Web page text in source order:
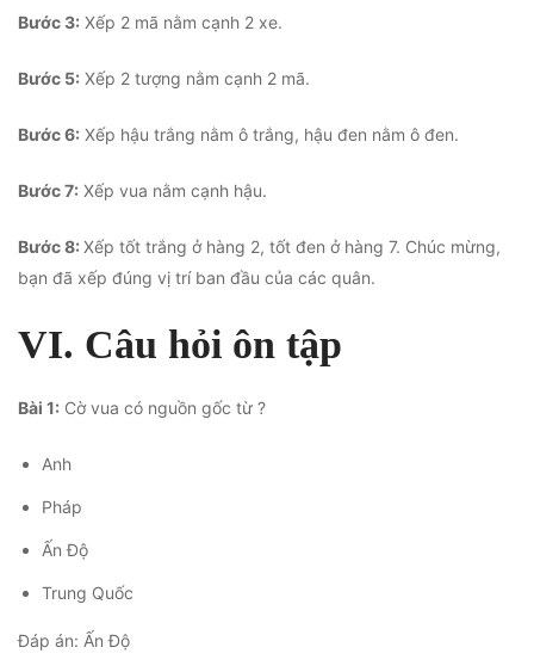
Bước 3: Xếp 2 mã nằm cạnh 2 xe.
Bước 5: Xếp 2 tượng nằm cạnh 2 mã.
Bước 6: Xếp hậu trắng nằm ô trắng, hậu đen nằm ô đen.
Bước 7: Xếp vua nằm cạnh hậu.
Bước 8: Xếp tốt trắng ở hàng 2, tốt đen ở hàng 7. Chúc mừng,
bạn đã xếp đúng vị trí ban đầu của các quân.
VI. Câu hỏi ôn tập
Bài 1: Cờ vua có nguồn gốc từ ?
Anh
Pháp
Ấn Độ
Trung Quốc
Đáp án: Ấn Độ